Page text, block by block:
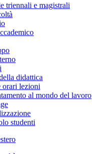
triennali e magistrali
didattica
orari lezioni
al mondo del lavoro
studenti